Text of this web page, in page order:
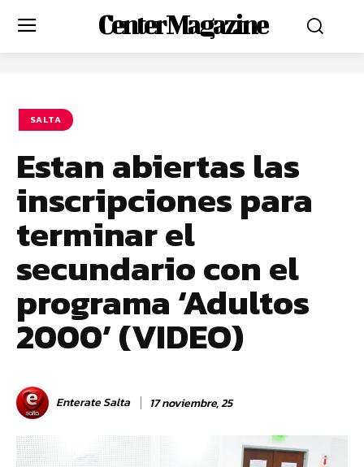
Center Magazine
SALTA
Estan abiertas las
inscripciones para
terminar el
secundario con el
programa ‘Adultos
2000’ (VIDEO)
Enterate Salta 17 noviembre, 25